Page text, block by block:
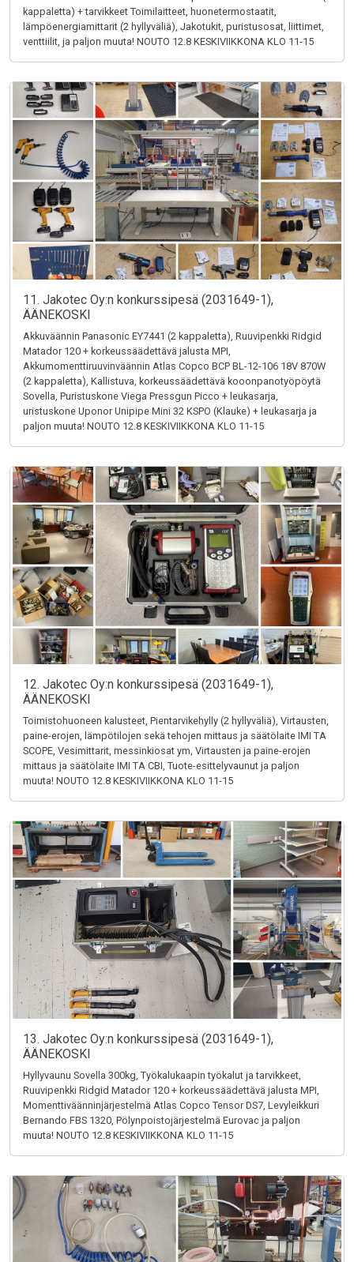
kappaletta) + tarvikkeet Toimilaitteet, huonetermostaatit,
lämpöenergiamittarit (2 hyllyväliä), Jakotukit, puristusosat, liittimet,
venttiilit, ja paljon muuta! NOUTO 12.8 KESKIVIIKKONA KLO 11-15
11. Jakotec Oy:n konkurssipesä (2031649-1),
ÄÄNEKOSKI
Akkuväännin Panasonic EY7441 (2 kappaletta), Ruuvipenkki Ridgid
Matador 120 + korkeussäädettävä jalusta MPI,
Akkumomenttiruuvinväännin Atlas Copco BCP BL-12-106 18V 870W
(2 kappaletta), Kallistuva, korkeussäädettävä kooonpanotyöpöytä
Sovella, Puristuskone Viega Pressgun Picco + leukasarja,
uristuskone Uponor Unipipe Mini 32 KSPO (Klauke) + leukasarja ja
paljon muuta! NOUTO 12.8 KESKIVIIKKONA KLO 11-15
12. Jakotec Oy:n konkurssipesä (2031649-1),
ÄÄNEKOSKI
Toimistohuoneen kalusteet, Pientarvikehylly (2 hyllyväliä), Virtausten,
paine-erojen, lämpötilojen sekä tehojen mittaus ja säätölaite IMI TA
SCOPE, Vesimittarit, messinkiosat ym, Virtausten ja paine-erojen
mittaus ja säätölaite IMI TA CBI, Tuote-esittelyvaunut ja paljon
muuta! NOUTO 12.8 KESKIVIIKKONA KLO 11-15
13. Jakotec Oy:n konkurssipesä (2031649-1),
ÄÄNEKOSKI
Hyllyvaunu Sovella 300kg, Työkalukaapin työkalut ja tarvikkeet,
Ruuvipenkki Ridgid Matador 120 + korkeussäädettävä jalusta MPI,
Momenttiväänninjärjestelmä Atlas Copco Tensor DS7, Levyleikkuri
Bernando FBS 1320, Pölynpoistojärjestelmä Eurovac ja paljon
muuta! NOUTO 12.8 KESKIVIIKKONA KLO 11-15